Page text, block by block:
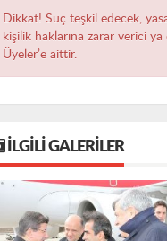
Dikkat! Suç teşkil edecek,
kişilik haklarına zarar verici
Üyeler’e aittir.
İLGILI GALERILER